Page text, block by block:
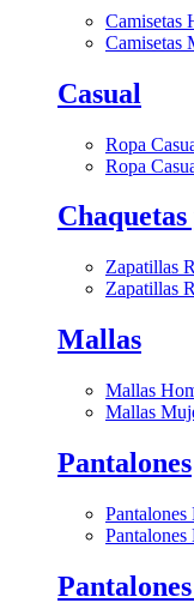
Camisetas
Camisetas
Casual
Ropa
Ropa
Zapatillas
Zapatillas
Mallas
Mallas
Mallas
Pantalones
Pantalones